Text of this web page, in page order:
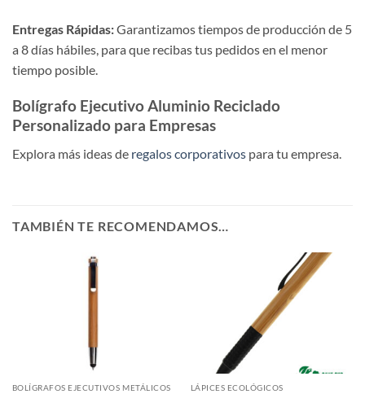
Entregas Rápidas:Garantizamos tiempos de producción de 5
a 8 días hábiles, para que recibas tus pedidos en el menor
tiempo posible.
Bolígrafo Ejecutivo Aluminio Reciclado
Personalizado para Empresas
Explora más ideas de regalos corporativos para tu empresa.
TAMBIÉN TE RECOMENDAMOS…
BOLÍGRAFOS EJECUTIVOS METÁLICOS LÁPICES ECOLÓGICOS